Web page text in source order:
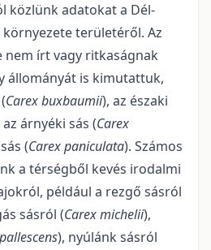
közlünk adatokat a Dél-
területé­ről. Az
írt vagy ritkaságnak
állományát is kimutattuk,
Carex buxbaumii), az északi
az árnyéki sás (Carex
(Carex paniculata). Számos
a térségből kevés irodalmi
például a rezgő sásról
sásról (Carex michelii),
), nyúlánk sásról